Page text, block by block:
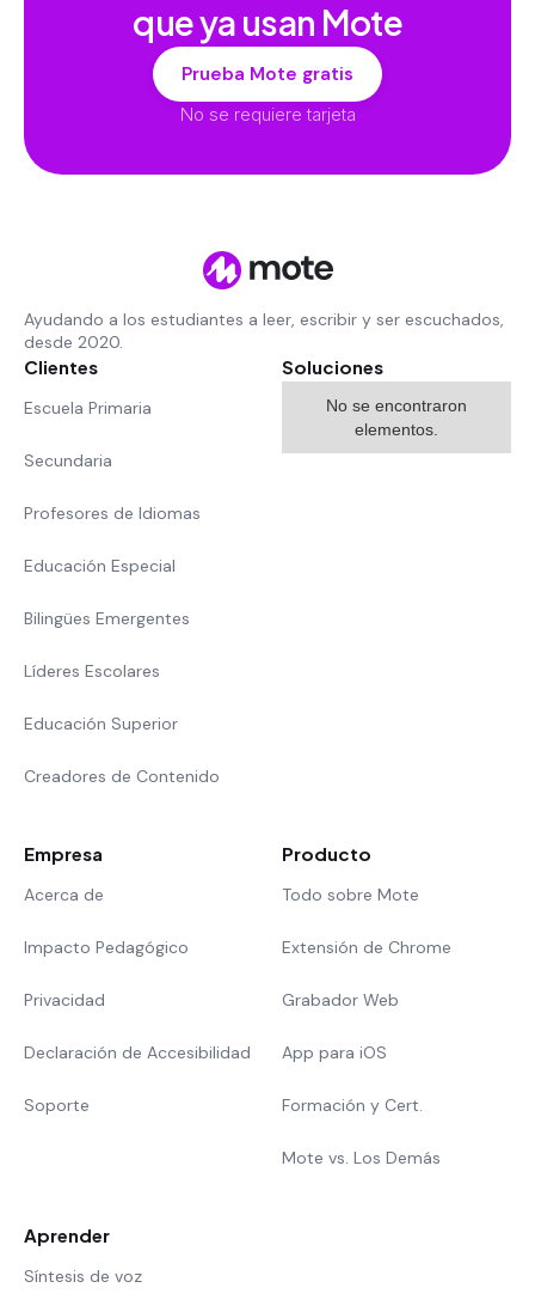
que ya usan Mote
Prueba Mote gratis
No se requiere tarjeta
Ayudando a los estudiantes a leer, escribir y ser escuchados,
desde 2020.
Clientes
Escuela Primaria
Secundaria
Profesores de Idiomas
Educación Especial
Bilingües Emergentes
Líderes Escolares
Educación Superior
Creadores de Contenido
Soluciones
No se encontraron
elementos.
Empresa
Acerca de
Impacto Pedagógico
Privacidad
Declaración de Accesibilidad
Soporte
Producto
Todo sobre Mote
Extensión de Chrome
Grabador Web
App para iOS
Formación y Cert.
Mote vs. Los Demás
Aprender
Síntesis de voz